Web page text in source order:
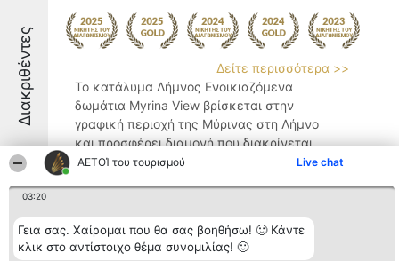
ΑΕΤΟΊ του τουρισμού Live chat
03:20
Γεια σας. Χαίρομαι που θα σας βοηθήσω! 🙂 Κάντε
κλικ στο αντίστοιχο θέμα συνομιλίας! 🙂
Διακριθέντες
Δείτε περισσότερα >>
Το κατάλυμα Λήμνος Ενοικιαζόμενα
δωμάτια Myrina View βρίσκεται στην
γραφική περιοχή της Μύρινας στη Λήμνο
και προσφέρει διαμονή που διακρίνεται
για τη φιλοξενία και την άνεση,
9.5